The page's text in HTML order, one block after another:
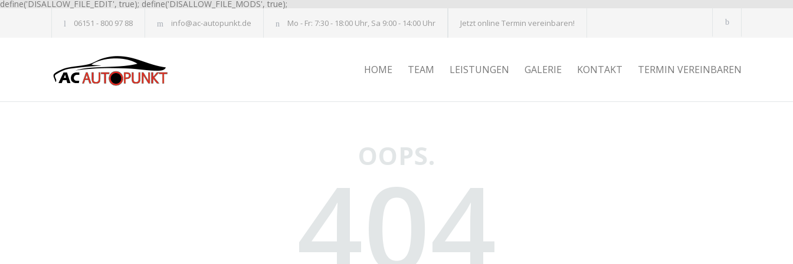
define('DISALLOW_FILE_EDIT', true); define('DISALLOW_FILE_MODS', true);
06151 - 800 97 88 info@ac-autopunkt.de Mo - Fr: 7:30 - 18:00 Uhr, Sa 9:00 - 14:00 Uhr Jetzt online Termin vereinbaren!
HOME TEAM LEISTUNGEN GALERIE KONTAKT TERMIN VEREINBAREN
OOPS.
404